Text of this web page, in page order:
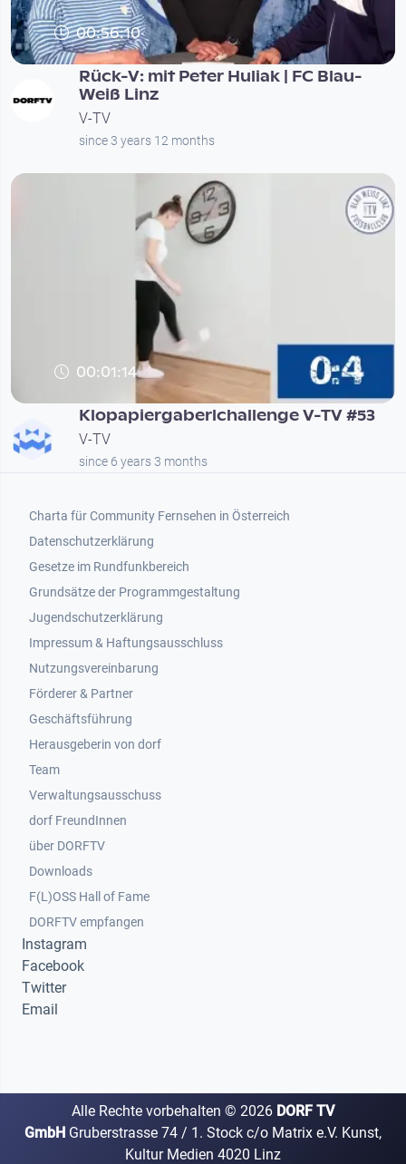
00:56:10
Rück-V: mit Peter Huliak | FC Blau-
Weiß Linz
V-TV
since 3 years 12 months
00:01:14
Klopapiergaberlchallenge V-TV #53
V-TV
since 6 years 3 months
Footer 1
Charta für Community Fernsehen in Österreich
Datenschutzerklärung
Gesetze im Rundfunkbereich
Grundsätze der Programmgestaltung
Jugendschutzerklärung
Impressum & Haftungsausschluss
Nutzungsvereinbarung
Footer 2
Förderer & Partner
Geschäftsführung
Herausgeberin von dorf
Team
Verwaltungsausschuss
dorf FreundInnen
Footer 3
über DORFTV
Downloads
F(L)OSS Hall of Fame
Footer 4
DORFTV empfangen
Instagram
Facebook
Twitter
Email
Alle Rechte vorbehalten © 2026 DORF TV
GmbH Gruberstrasse 74 / 1. Stock c/o Matrix e.V. Kunst,
Kultur Medien 4020 Linz